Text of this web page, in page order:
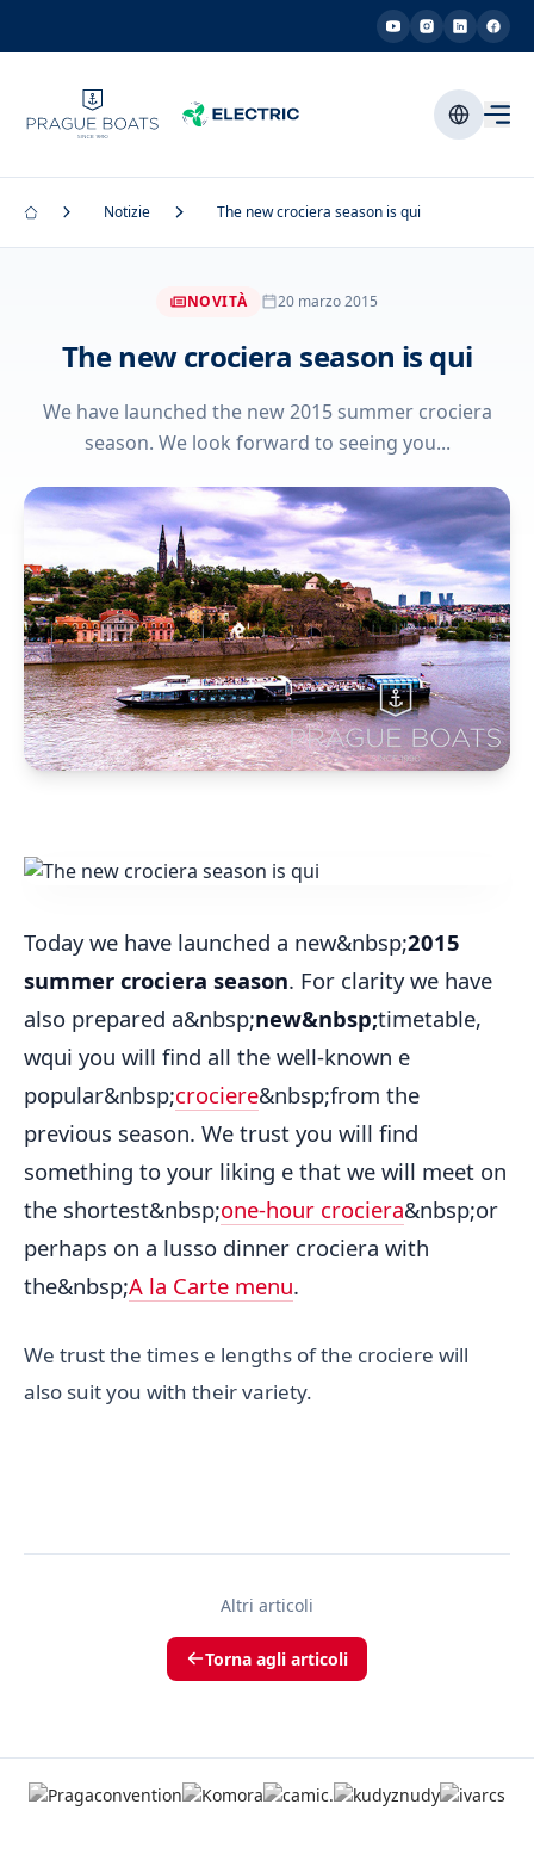
Notizie The new crociera season is qui
NOVITÀ 20 marzo 2015
The new crociera season is qui
We have launched the new 2015 summer crociera
season. We look forward to seeing you...
Today we have launched a new&nbsp;2015
summer crociera season. For clarity we have
also prepared a&nbsp;new&nbsp;timetable,
wqui you will find all the well-known e
popular&nbsp;crociere&nbsp;from the
previous season. We trust you will find
something to your liking e that we will meet on
the shortest&nbsp;one-hour crociera&nbsp;or
perhaps on a lusso dinner crociera with
the&nbsp;A la Carte menu.
We trust the times e lengths of the crociere will
also suit you with their variety.
Altri articoli
Torna agli articoli